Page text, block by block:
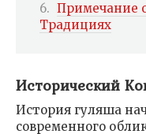
Примечание
Традициях
Исторический
История гуляша
современного